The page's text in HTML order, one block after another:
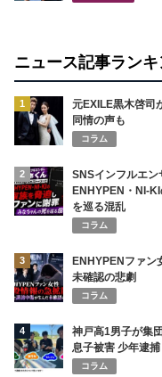
ニュース記事ラン
1
元EXILE黒木啓司
同情の声も
コラム
2
SNSインフルエ
ENHYPEN・NI-
を巡る混乱
コラム
3
ENHYPENファン
未確認の悲劇
コラム
4
神戸高1男子が集
息子被害 少年逮捕
コラム